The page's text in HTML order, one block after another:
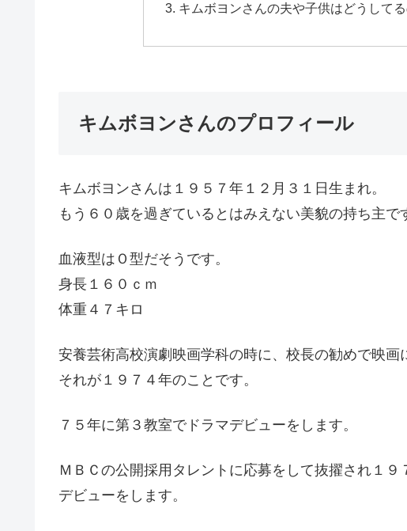
キムボヨンさんの夫や子供はどうして
キムボヨンさんのプロフィール
キムボヨンさんは１９５７年１２月３１日生まれ。
もう６０歳を過ぎているとはみえない美貌の持ち主で
血液型はＯ型だそうです。
身長１６０ｃｍ
体重４７キロ
安養芸術高校演劇映画学科の時に、校長の勧めで映画
それが１９７４年のことです。
７５年に第３教室でドラマデビューをします。
ＭＢＣの公開採用タレントに応募をして抜擢され１
デビューをします。